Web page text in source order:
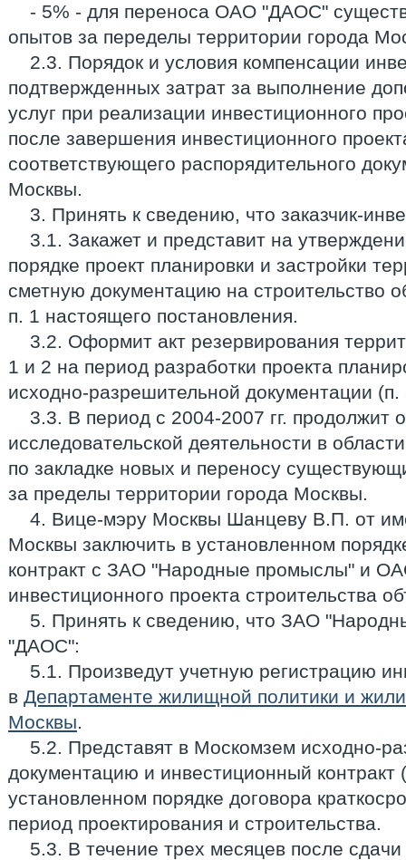
- 5% - для переноса ОАО "ДАОС"
опытов за переделы территории города
2.3. Порядок и условия компенсации
подтвержденных затрат за выполнение
услуг при реализации инвестиционного
после завершения инвестиционного
соответствующего распорядительного
Москвы.
3. Принять к сведению, что заказчик-
3.1. Закажет и представит на
порядке проект планировки и застройки
сметную документацию на строительство
п. 1 настоящего постановления.
3.2. Оформит акт резервирования
1 и 2 на период разработки проекта
исходно-разрешительной документации (п.
3.3. В период с 2004-2007 гг. продолжит
исследовательской деятельности в
по закладке новых и переносу
за пределы территории города Москвы.
4. Вице-мэру Москвы Шанцеву В.П. от
Москвы заключить в установленном
контракт с ЗАО "Народные промыслы" и
инвестиционного проекта строительства
5. Принять к сведению, что ЗАО
"ДАОС":
5.1. Произведут учетную регистрацию
в Департаменте жилищной политики и
Москвы.
5.2. Представят в Москомзем исходно-
документацию и инвестиционный
установленном порядке договора
период проектирования и строительства.
5.3. В течение трех месяцев после сдачи